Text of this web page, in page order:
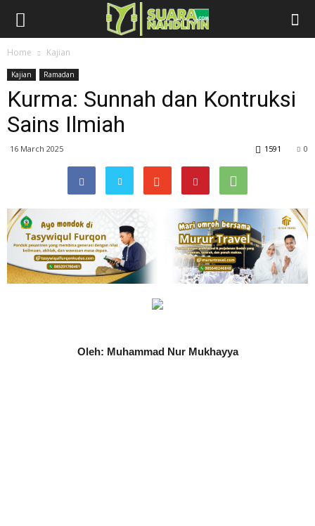
Home Kajian
Kajian Ramadan
Kurma: Sunnah dan Kontruksi
Sains Ilmiah
16 March 2025 0
1591
Oleh: Muhammad Nur Mukhayya